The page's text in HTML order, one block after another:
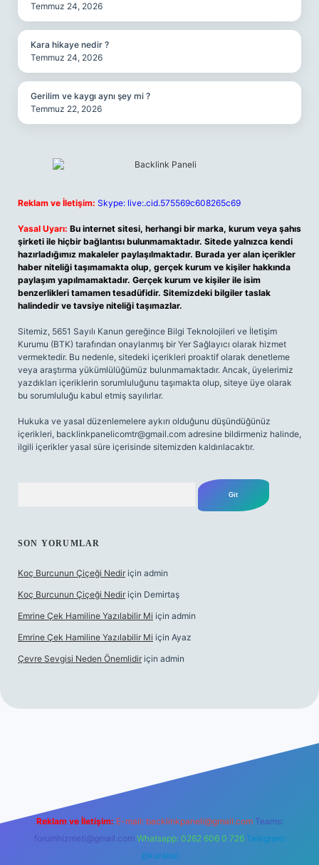
Temmuz 24, 2026
Kara hikaye nedir ?
Temmuz 24, 2026
Gerilim ve kaygı aynı şey mi ?
Temmuz 22, 2026
Reklam ve İletişim: Skype: live:.cid.575569c608265c69
Yasal Uyarı: Bu internet sitesi, herhangi bir marka, kurum veya şahıs
şirketi ile hiçbir bağlantısı bulunmamaktadır. Sitede yalnızca kendi
hazırladığımız makaleler paylaşılmaktadır. Burada yer alan içerikler
haber niteliği taşımamakta olup, gerçek kurum ve kişiler hakkında
paylaşım yapılmamaktadır. Gerçek kurum ve kişiler ile isim
benzerlikleri tamamen tesadüfidir. Sitemizdeki bilgiler taslak
halindedir ve tavsiye niteliği taşımazlar.
Sitemiz, 5651 Sayılı Kanun gereğince Bilgi Teknolojileri ve İletişim
Kurumu (BTK) tarafından onaylanmış bir Yer Sağlayıcı olarak hizmet
vermektedir. Bu nedenle, sitedeki içerikleri proaktif olarak denetleme
veya araştırma yükümlülüğümüz bulunmamaktadır. Ancak, üyelerimiz
yazdıkları içeriklerin sorumluluğunu taşımakta olup, siteye üye olarak
bu sorumluluğu kabul etmiş sayılırlar.
Hukuka ve yasal düzenlemelere aykırı olduğunu düşündüğünüz
içerikleri, backlinkpanelicomtr@gmail.com adresine bildirmeniz halinde,
ilgili içerikler yasal süre içerisinde sitemizden kaldırılacaktır.
SON YORUMLAR
Koç Burcunun Çiçeği Nedir için admin
Koç Burcunun Çiçeği Nedir için Demirtaş
Emrine Çek Hamiline Yazılabilir Mi için admin
Emrine Çek Hamiline Yazılabilir Mi için Ayaz
Çevre Sevgisi Neden Önemlidir için admin
Reklam ve İletişim: E-mail: backlinkpaneli@gmail.com Teams:
forumhizmeti@gmail.com Whatsapp: 0262 606 0 726 Telegram:
@karabul